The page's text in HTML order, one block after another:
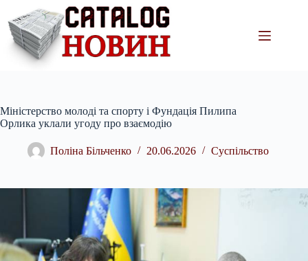
вмісту
Міністерство молоді та спорту і Фундація Пилипа
Орлика уклали угоду про взаємодію
Поліна Більченко 20.06.2026 Суспільство